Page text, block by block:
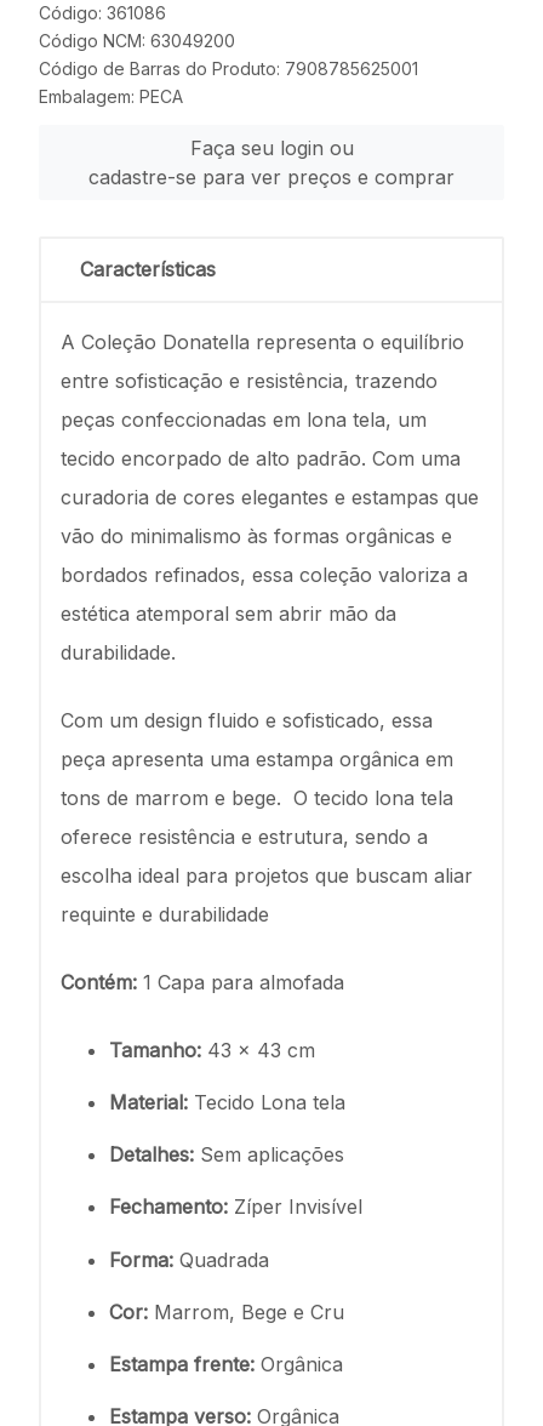
Código: 361086
Código NCM: 63049200
Código de Barras do Produto: 7908785625001
Embalagem: PECA
Faça seu login ou
cadastre-se para ver preços e comprar
Características
A Coleção Donatella representa o equilíbrio
entre sofisticação e resistência, trazendo
peças confeccionadas em lona tela, um
tecido encorpado de alto padrão. Com uma
curadoria de cores elegantes e estampas que
vão do minimalismo às formas orgânicas e
bordados refinados, essa coleção valoriza a
estética atemporal sem abrir mão da
durabilidade.
Com um design fluido e sofisticado, essa
peça apresenta uma estampa orgânica em
tons de marrom e bege. O tecido lona tela
oferece resistência e estrutura, sendo a
escolha ideal para projetos que buscam aliar
requinte e durabilidade
Contém: 1 Capa para almofada
Tamanho: 43 x 43 cm
Material: Tecido Lona tela
Detalhes: Sem aplicações
Fechamento: Zíper Invisível
Forma: Quadrada
Cor: Marrom, Bege e Cru
Estampa frente: Orgânica
Estampa verso: Orgânica